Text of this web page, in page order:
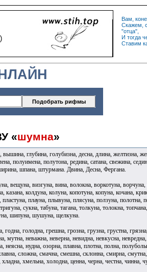
Вам,
Скажем,
"отца",
И тогда
Ставим
«шумна»
глубина, голубизна, десна, длина, желтизна,
полуимена, полутона, редина, сатана, свежина,
шпана, штурмана. Двина, Десна, Фергана.
вещуна, визгуна, вина, волокна, воркотуна,
колдуна, колуна, копотуна, копуна, кочана,
плауна, плывуна, плясуна, ползуна, полотна,
сукна, табуна, тагана, толкуна, толокна,
шипуна, шушуна, щелкуна.
голодна, грешна, грозна, грузна, грустна,
неважна, неверна, невидна, невкусна, невредна,
нудна, озорна, плавна, плотна, полна,
сложна, смачна, смешна, склонна, смирна, смутна,
хмельна, холодна, ценна, черна, честна, чинна,